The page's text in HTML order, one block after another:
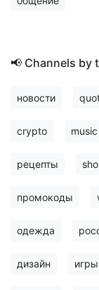
📢 Channels by
новости
crypto music
рецепты
промокоды
одежда
дизайн игры